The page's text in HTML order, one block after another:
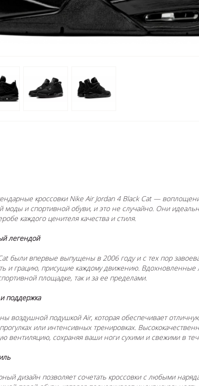
кроссовки Nike Air Jordan 4 Black Cat —
моды и спортивной обуви, и это не случайно. Они
каждого ценителя качества и стиля.
легендой
были впервые выпущены в 2006 году и с тех пор
и грацию, присущие каждому движению.
площадке, так и за ее пределами.
поддержка
воздушной подушкой Air, которая обеспечивает
или интенсивных тренировках.
вентиляцию, сохраняя ваши ноги сухими и свежими в
дизайн позволяет сочетать кроссовки с любыми